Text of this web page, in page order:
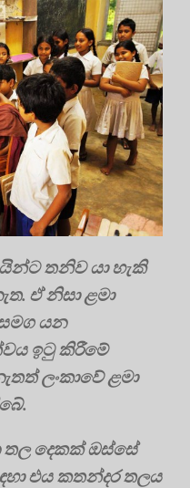
තනිව යා හැකි
ඒ නිසා ළමා
යන
ඉටු කිරීමේ
ලංකාවේ ළමා
තල දෙකක් ඔස්සේ
එය කතන්දර තලය